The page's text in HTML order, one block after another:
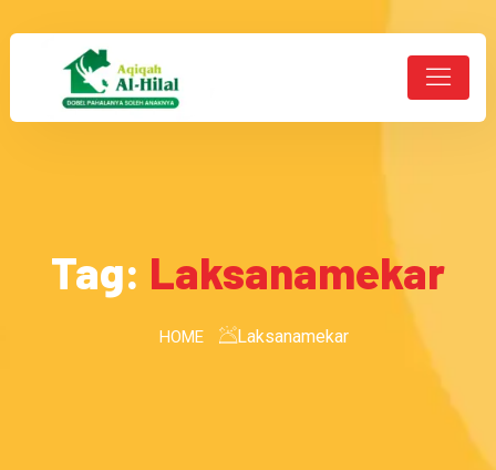
Tag: Laksanamekar
HOME Laksanamekar